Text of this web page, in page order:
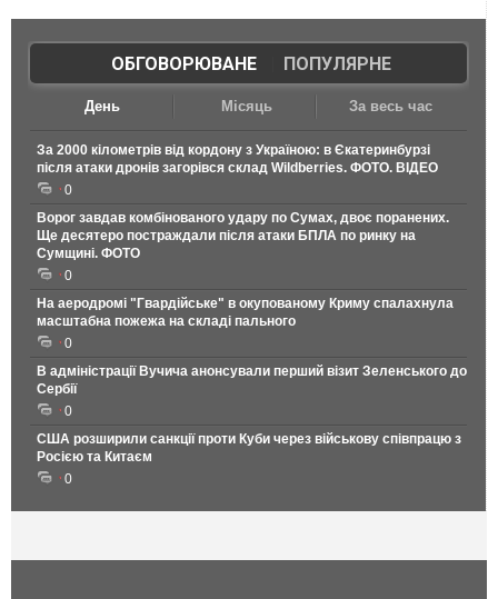
ОБГОВОРЮВАНЕ| ПОПУЛЯРНЕ
День Місяць За весь час
За 2000 кілометрів від кордону з Україною: в Єкатеринбурзі
після атаки дронів загорівся склад Wildberries. ФОТО. ВІДЕО
0
Ворог завдав комбінованого удару по Сумах, двоє поранених.
Ще десятеро постраждали після атаки БПЛА по ринку на
Сумщині. ФОТО
0
На аеродромі "Гвардійське" в окупованому Криму спалахнула
масштабна пожежа на складі пального
0
В адміністрації Вучича анонсували перший візит Зеленського до
Сербії
0
США розширили санкції проти Куби через військову співпрацю з
Росією та Китаєм
0